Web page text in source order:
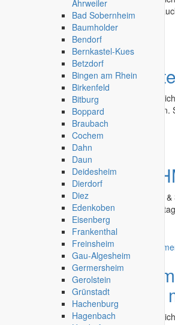
Ahrweiler
Bad Sobernheim
Baumholder
Bendorf
Bernkastel-Kues
Betzdorf
Bingen am Rhein
Birkenfeld
Bitburg
Boppard
Braubach
Cochem
Dahn
Daun
Deidesheim
Dierdorf
Diez
Edenkoben
Eisenberg
Frankenthal
Freinsheim
Gau-Algesheim
Germersheim
Gerolstein
Grünstadt
Hachenburg
Hagenbach
Diese Möbel sind zu verschenken.
Bad Reichenhall-12.06.2026
Angebot
Second Hand - Flohmarkt
Möbel &
Die folgenden Möbel sind zu
Bad Reichenhall-12.06.2026
AngebotHOF
Second Hand - Flohmarkt
Baby, Kinder
Hof-Flohmarkt in Weinheim Diesen
29.04.2026
Angebot
Wohnzimmercouch
Second Hand - Flohmarkt»Möbel &